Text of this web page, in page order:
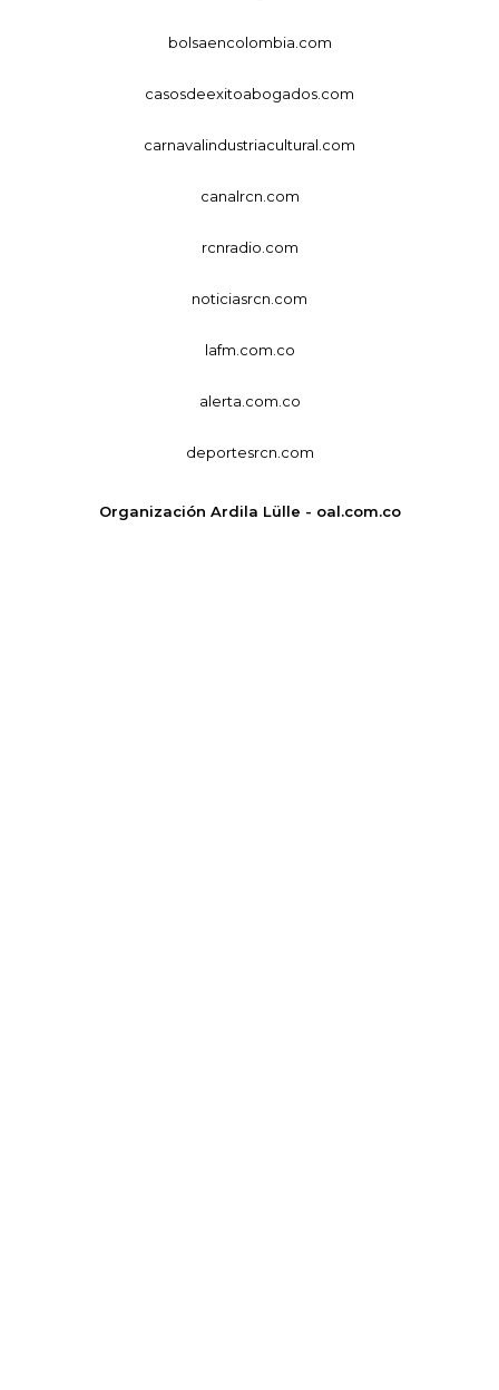
bolsaencolombia.com
casosdeexitoabogados.com
carnavalindustriacultural.com
canalrcn.com
rcnradio.com
noticiasrcn.com
lafm.com.co
alerta.com.co
deportesrcn.com
Organización Ardila Lülle - oal.com.co